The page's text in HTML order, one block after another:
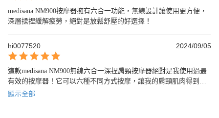
medisana NM900按摩器擁有六合一功能，無線設計讓使用更方便，
深層揉捏緩解疲勞，絕對是放鬆舒壓的好選擇！
hi0077520 2024/09/05
這款medisana NM900無線六合一深捏肩頸按摩器絕對是我使用過最
有效的按摩器！它可以六種不同方式按摩，讓我的肩頸肌肉得到充
分放鬆，使用後整個人都感覺舒服輕盈。我非常推薦這款產品，絕
顯示全部